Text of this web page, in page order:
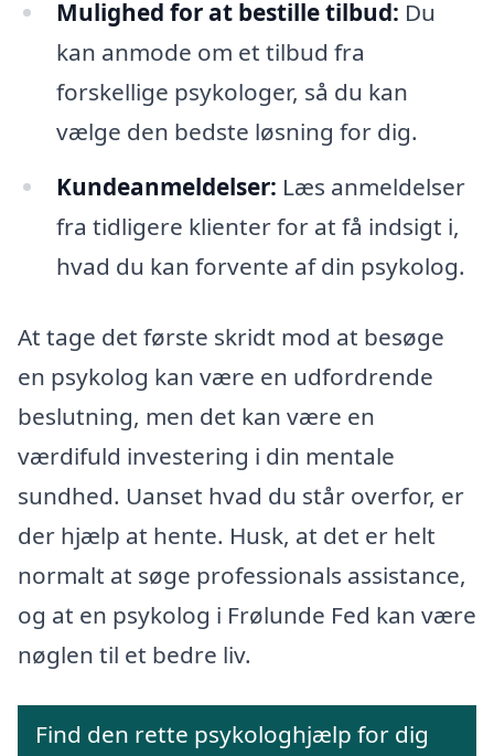
Mulighed for at bestille tilbud: Du
kan anmode om et tilbud fra
forskellige psykologer, så du kan
vælge den bedste løsning for dig.
Kundeanmeldelser: Læs anmeldelser
fra tidligere klienter for at få indsigt i,
hvad du kan forvente af din psykolog.
At tage det første skridt mod at besøge
en psykolog kan være en udfordrende
beslutning, men det kan være en
værdifuld investering i din mentale
sundhed. Uanset hvad du står overfor, er
der hjælp at hente. Husk, at det er helt
normalt at søge professionals assistance,
og at en psykolog i Frølunde Fed kan være
nøglen til et bedre liv.
Find den rette psykologhjælp for dig